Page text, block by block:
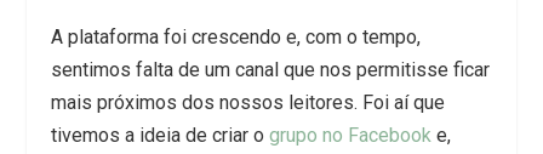
A plataforma foi crescendo e, com o tempo,
sentimos falta de um canal que nos permitisse ficar
mais próximos dos nossos leitores. Foi aí que
tivemos a ideia de criar ogrupo no Facebook e,